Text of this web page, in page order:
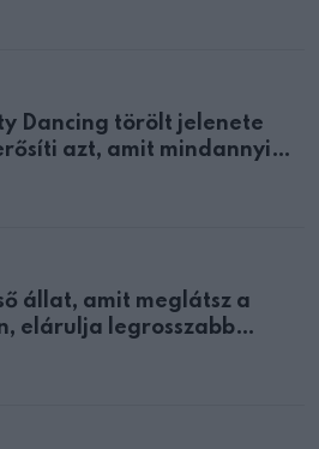
Dancing törölt jelenete
azt, amit mindannyian
állat, amit meglátsz a
elárulja legrosszabb